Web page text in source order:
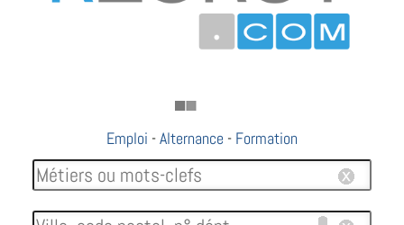
Emploi -Alternance - Formation